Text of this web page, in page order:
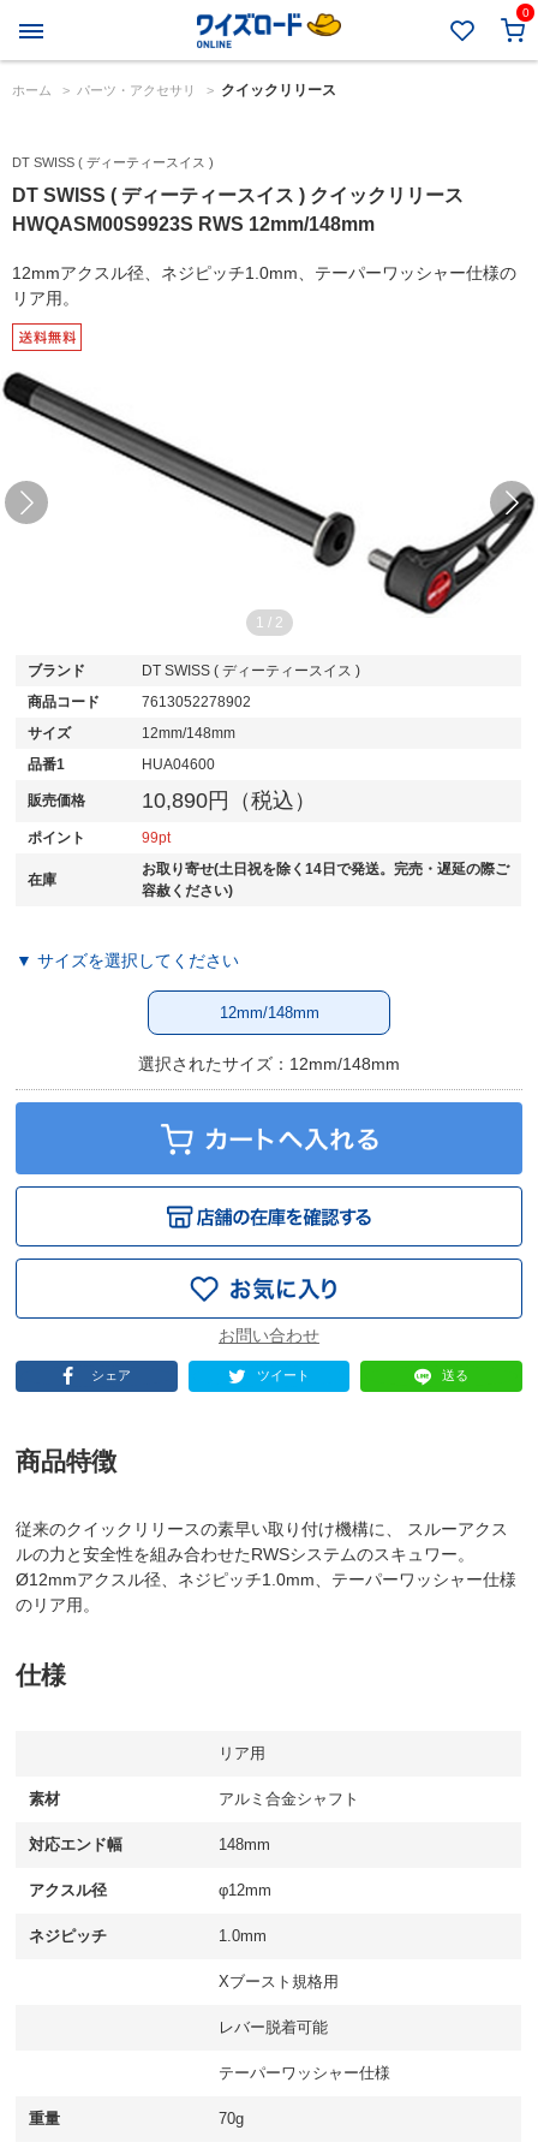
0
ホーム > パーツ・アクセサリ > クイックリリース
DT SWISS ( ディーティースイス )
DT SWISS ( ディーティースイス ) クイックリリース
HWQASM00S9923S RWS 12mm/148mm
12mmアクスル径、ネジピッチ1.0mm、テーパーワッシャー仕様の
リア用。
1 / 2
ブランド
DT SWISS ( ディーティースイス )
商品コード
7613052278902
サイズ
12mm/148mm
品番1
HUA04600
販売価格 10,890円（税込）
ポイント 99
在庫
お取り寄せ(土日祝を除く14日で発送。完売・遅延の際ご
容赦ください)
▼ サイズを選択してください
12mm/148mm
選択されたサイズ：12mm/148mm
シェア ツイート 送る
商品特徴
従来のクイックリリースの素早い取り付け機構に、 スルーアクス
ルの力と安全性を組み合わせたRWSシステムのスキュワー。
Ø12mmアクスル径、ネジピッチ1.0mm、テーパーワッシャー仕様
のリア用。
仕様
リア用
素材 アルミ合金シャフト
対応エンド幅 148mm
アクスル径 φ12mm
ネジピッチ 1.0mm
Xブースト規格用
レバー脱着可能
テーパーワッシャー仕様
重量 70g